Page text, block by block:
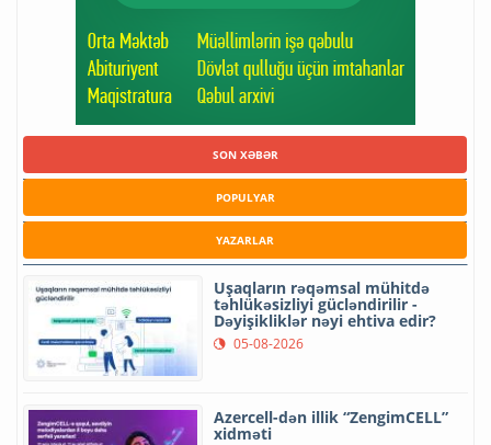
SON XƏBƏR
POPULYAR
YAZARLAR
Uşaqların rəqəmsal mühitdə
təhlükəsizliyi gücləndirilir -
Dəyişikliklər nəyi ehtiva edir?
05-08-2026
Azercell-dən illik “ZengimCELL”
xidməti